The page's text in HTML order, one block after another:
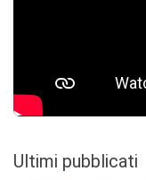
Ultimi pubblicati